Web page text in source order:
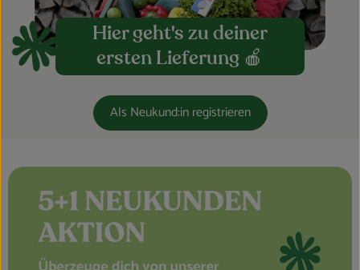
Hier geht's zu deiner
ersten Lieferung 🍎
Als Neukund:in registrieren